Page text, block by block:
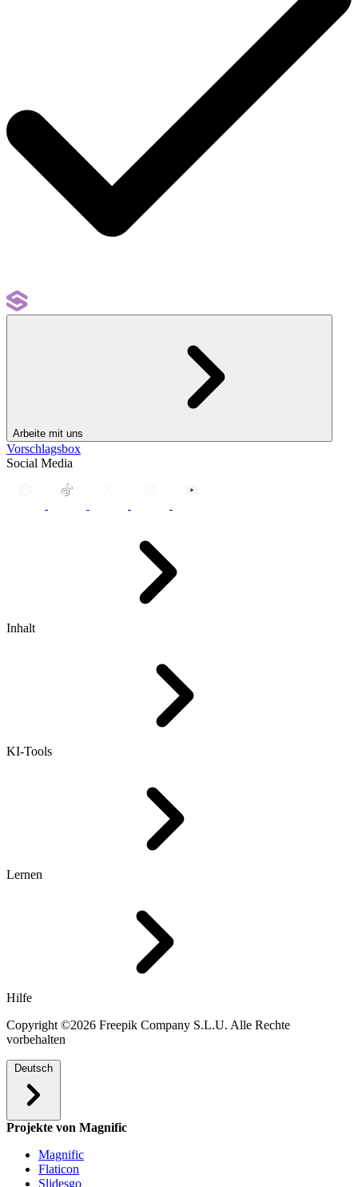
Arbeite mit uns
Vorschlagsbox
Social Media
Inhalt
KI-Tools
Lernen
Hilfe
Copyright ©2026 Freepik Company S.L.U. Alle Rechte
vorbehalten
Deutsch
Projekte von Magnific
Magnific
Flaticon
Slidesgo